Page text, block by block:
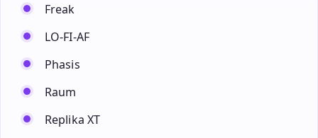
Freak
LO-FI-AF
Phasis
Raum
Replika XT